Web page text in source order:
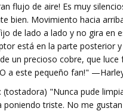
flujo de aire! Es muy
bien. Movimiento hacia
de lado a lado y no gira en
está en la parte posterior
un precioso cobre, que luce
a este pequeño fan!"
(tostadora) "Nunca pude
triste. No me